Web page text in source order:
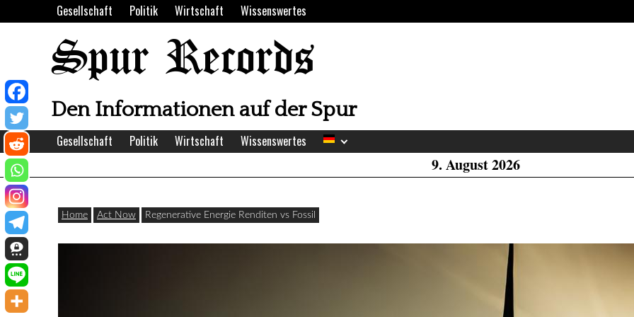
to
Gesellschaft Politik Wirtschaft Wissenswertes
Spur Records
Den Informationen auf der Spur
Gesellschaft Politik Wirtschaft Wissenswertes
9. August 2026
Home Act Now Regenerative Energie Renditen vs Fossil